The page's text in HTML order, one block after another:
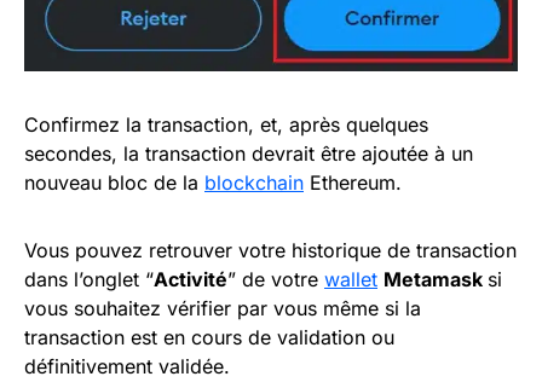
Confirmez la transaction, et, après quelques
secondes, la transaction devrait être ajoutée à un
nouveau bloc de la blockchain Ethereum.
Vous pouvez retrouver votre historique de transaction
dans l’onglet “Activité” de votre wallet Metamask si
vous souhaitez vérifier par vous même si la
transaction est en cours de validation ou
définitivement validée.